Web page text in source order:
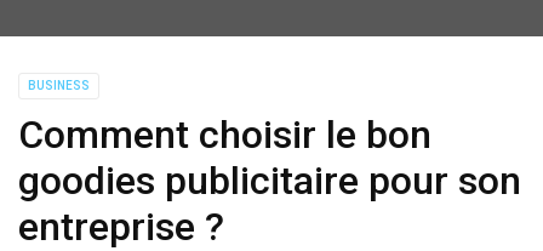
BUSINESS
Comment choisir le bon
goodies publicitaire pour son
entreprise ?